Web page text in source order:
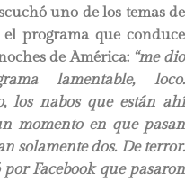
uno de los temas de
programa que conduce
de América: “me dio
lamentable, loco.
los nabos que están ahí
momento en que pasan
solamente dos. De terror.
Facebook que pasaron